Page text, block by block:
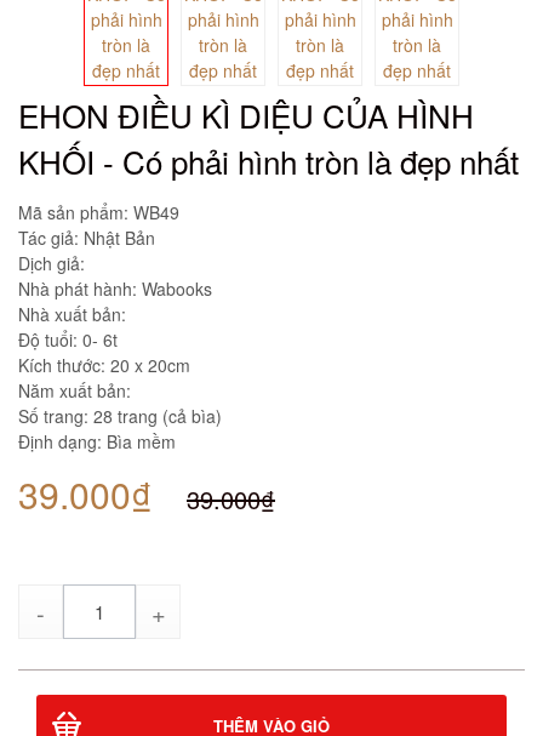
EHON ĐIỀU KÌ DIỆU CỦA HÌNH
KHỐI - Có phải hình tròn là đẹp nhất
Mã sản phẩm: WB49
Tác giả: Nhật Bản
Dịch giả:
Nhà phát hành: Wabooks
Nhà xuất bản:
Độ tuổi: 0- 6t
Kích thước: 20 x 20cm
Năm xuất bản:
Số trang: 28 trang (cả bìa)
Định dạng: Bìa mềm
39.000₫ 39.000₫
lượng
THÊM VÀO GIỎ